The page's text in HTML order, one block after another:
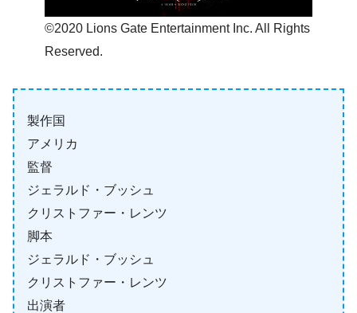
©2020 Lions Gate Entertainment Inc. All Rights
Reserved.
製作国
アメリカ
監督
ジェラルド・ブッシュ
クリストファー・レンツ
脚本
ジェラルド・ブッシュ
クリストファー・レンツ
出演者